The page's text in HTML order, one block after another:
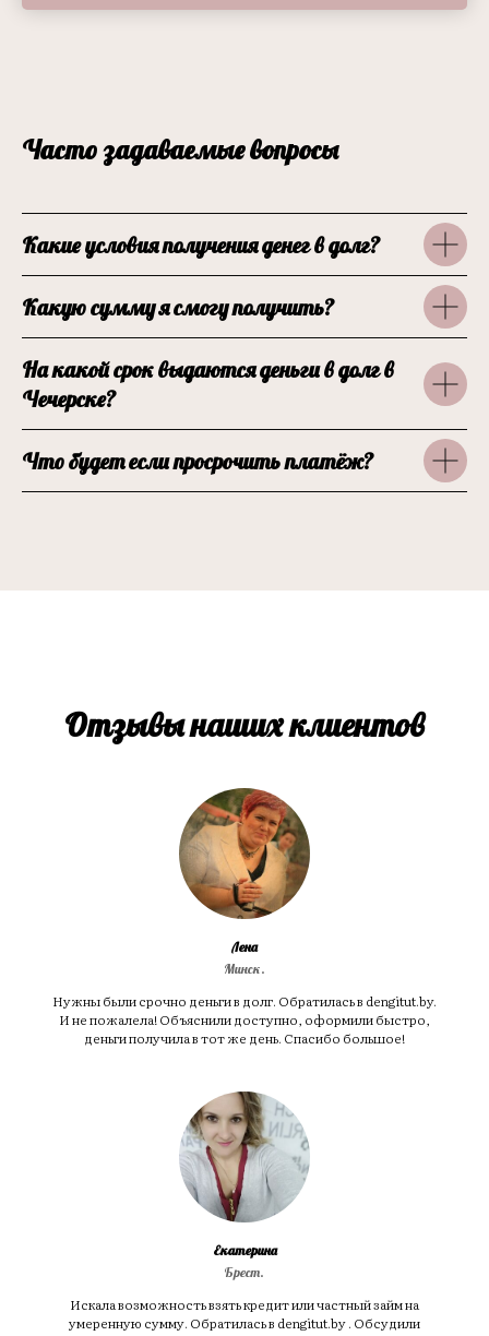
Часто задаваемые вопросы
Какие условия получения денег в долг?
Какую сумму я смогу получить?
На какой срок выдаются деньги в долг в
Чечерске?
Что будет если просрочить платёж?
Отзывы наших клиентов
Лена
Минск.
Нужны были срочно деньги в долг. Обратилась в dengitut.by.
И не пожалела! Объяснили доступно, оформили быстро,
деньги получила в тот же день. Спасибо большое!
Екатерина
Брест.
Искала возможность взять кредит или частный займ на
умеренную сумму. Обратилась в dengitut.by . Обсудили